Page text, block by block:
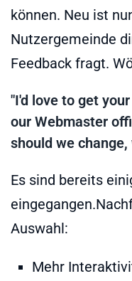
können. Neu ist
Nutzergemeinde
Feedback fragt.
"I'd love to get
our Webmaster
should we
Es sind bereits
Auswahl:
Mehr